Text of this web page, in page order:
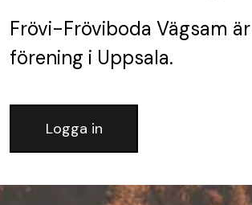
Frövi-Fröviboda Vägsam
förening i Uppsala.
Logga in